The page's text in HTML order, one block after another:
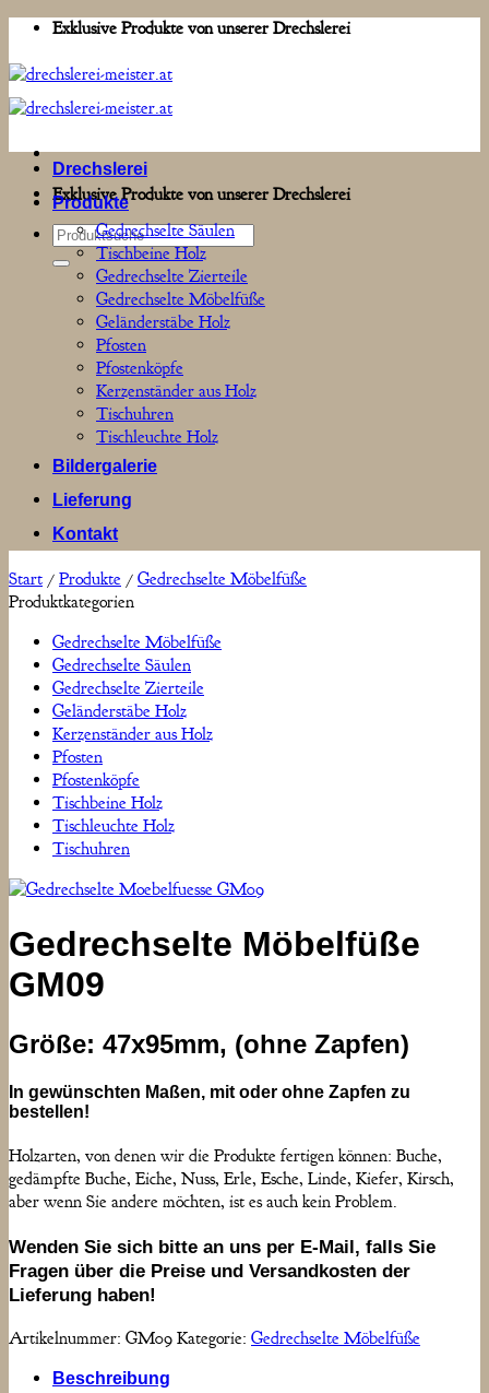
Zum
springen
Exklusive Produkte von unserer Drechslerei
Exklusive Produkte von unserer Drechslerei
Suchen
nach:
Drechslerei
Produkte
Gedrechselte Säulen
Tischbeine Holz
Gedrechselte Zierteile
Gedrechselte Möbelfüße
Geländerstäbe Holz
Pfosten
Pfostenköpfe
Kerzenständer aus Holz
Tischuhren
Tischleuchte Holz
Bildergalerie
Lieferung
Kontakt
Start / Produkte / Gedrechselte Möbelfüße
Produktkategorien
Gedrechselte Möbelfüße
Gedrechselte Säulen
Gedrechselte Zierteile
Geländerstäbe Holz
Kerzenständer aus Holz
Pfosten
Pfostenköpfe
Tischbeine Holz
Tischleuchte Holz
Tischuhren
Gedrechselte Möbelfüße
GM09
Größe: 47x95mm, (ohne Zapfen)
In gewünschten Maßen, mit oder ohne Zapfen zu
bestellen!
Holzarten, von denen wir die Produkte fertigen können: Buche,
gedämpfte Buche, Eiche, Nuss, Erle, Esche, Linde, Kiefer, Kirsch,
aber wenn Sie andere möchten, ist es auch kein Problem.
Wenden Sie sich bitte an uns per E-Mail, falls Sie
Fragen über die Preise und Versandkosten der
Lieferung haben!
Artikelnummer: GM09 Kategorie: Gedrechselte Möbelfüße
Beschreibung